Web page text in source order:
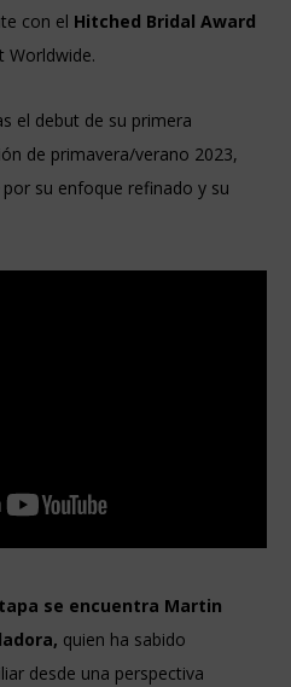
con el Hitched Bridal Award
Worldwide.
el debut de su primera
de primavera/verano 2023,
por su enfoque refinado y su
se encuentra Martin
quien ha sabido
desde una perspectiva